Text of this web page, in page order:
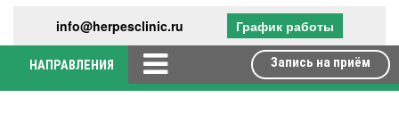
info@herpesclinic.ru График работы
НАПРАВЛЕНИЯ Запись на приём